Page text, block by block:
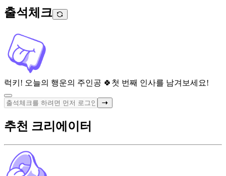
출석체크
럭키! 오늘의 행운의 주인공 🍀 첫 번째 인사를 남겨보세요!
추천 크리에이터